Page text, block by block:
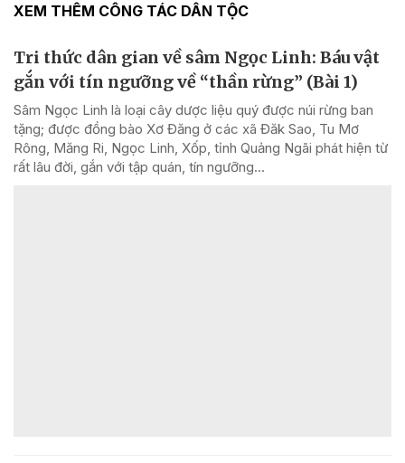
XEM THÊM CÔNG TÁC DÂN TỘC
Tri thức dân gian về sâm Ngọc Linh: Báu vật
gắn với tín ngưỡng về “thần rừng” (Bài 1)
Sâm Ngọc Linh là loại cây dược liệu quý được núi rừng ban
tặng; được đồng bào Xơ Đăng ở các xã Đăk Sao, Tu Mơ
Rông, Măng Ri, Ngọc Linh, Xốp, tỉnh Quảng Ngãi phát hiện từ
rất lâu đời, gắn với tập quán, tín ngưỡng...